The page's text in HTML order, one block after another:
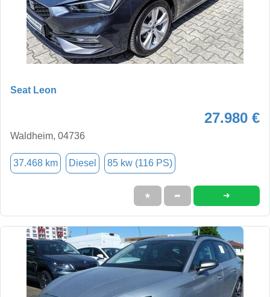
Seat Leon
27.980 €
Waldheim, 04736
37.468 km Diesel 85 kw (116 PS)
★ ➦ ➜